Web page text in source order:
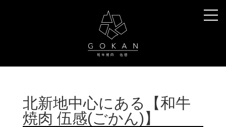
北新地中心にある【和牛
焼肉 伍感(ごかん)】